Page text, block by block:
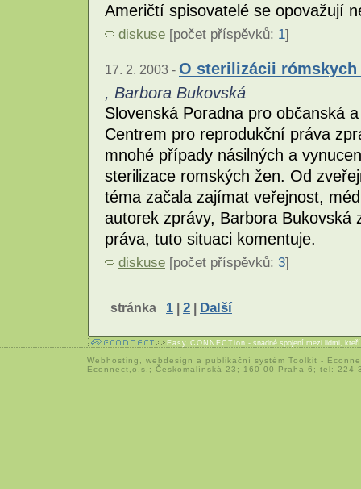
Američtí spisovatelé se opovažují
diskuse [počet příspěvků: 1]
17. 2. 2003 - O sterilizácii rómskych
, Barbora Bukovská
Slovenská Poradna pro občanská
Centrem pro reprodukční práva
mnohé případy násilných a
sterilizace romských žen. Od
téma začala zajímat veřejnost,
autorek zprávy, Barbora Bukovská
práva, tuto situaci komentuje.
diskuse [počet příspěvků: 3]
stránka 1 | 2 | Další
Easy CONNECTion - snadné spojení mezi lidmi,
Webhosting webdesign a publikační systém Toolkit -
Econnect,o.s.; Českomalínská 23; 160 00 Praha 6; tel: 224